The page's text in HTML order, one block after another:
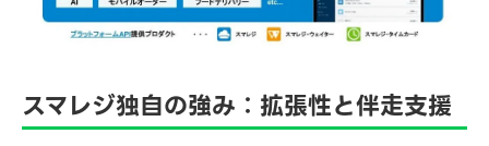
スマレジ独自の強み：拡張性と伴走支援